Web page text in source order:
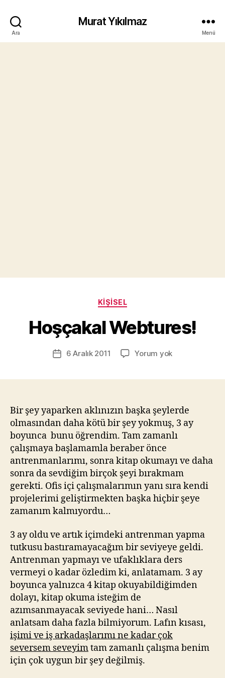
Ara
Murat Yıkılmaz
Menü
Kategoriler
KIŞISEL
Hoşçakal Webtures!
Yazının
yazarı
a
u
a
m
a
z
Yazı6 Aralık 2011 Yorum yokHoşçakal
Bir şey yaparken aklınızın başka şeylerde
olmasından daha kötü bir şey yokmuş, 3 ay
boyunca bunu öğrendim. Tam zamanlı
çalışmaya başlamamla beraber önce
antrenmanlarımı, sonra kitap okumayı ve daha
sonra da sevdiğim birçok şeyi bırakmam
gerekti. Ofis içi çalışmalarımın yanı sıra kendi
projelerimi geliştirmekten başka hiçbir şeye
zamanım kalmıyordu…
3 ay oldu ve artık içimdeki antrenman yapma
tutkusu bastıramayacağım bir seviyeye geldi.
Antrenman yapmayı ve ufaklıklara ders
vermeyi o kadar özledim ki, anlatamam. 3 ay
boyunca yalnızca 4 kitap okuyabildiğimden
dolayı, kitap okuma isteğim de
azımsanmayacak seviyede hani… Nasıl
anlatsam daha fazla bilmiyorum. Lafın kısası,
işimi ve iş arkadaşlarımı ne kadar çok
seversem seveyimtam zamanlı çalışma benim
için çok uygun bir şey değilmiş.